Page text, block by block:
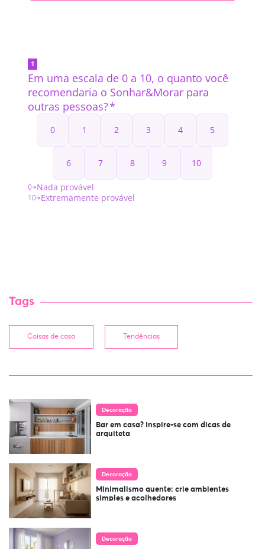
Tags
Coisas de casa Tendências
Decoração
Bar em casa? Inspire-se com dicas de
arquiteta
Decoração
Minimalismo quente: crie ambientes
simples e acolhedores
Decoração